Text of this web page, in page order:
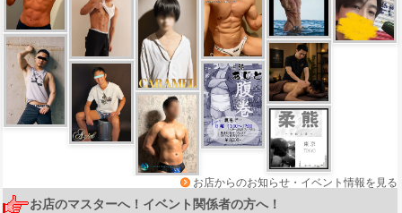
お店からのお知らせ・イベント情報を見る
お店のマスターへ！イベント関係者の方へ！